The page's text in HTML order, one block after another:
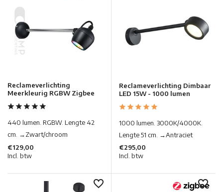
Reclameverlichting
Meerkleurig RGBW Zigbee
440 lumen. RGBW. Lengte 42
cm. →Zwart/chroom
€129,00
Incl. btw
Reclameverlichting Dimbaar
LED 15W - 1000 lumen
1000 lumen. 3000K/4000K.
Lengte 51 cm. →Antraciet
€295,00
Incl. btw